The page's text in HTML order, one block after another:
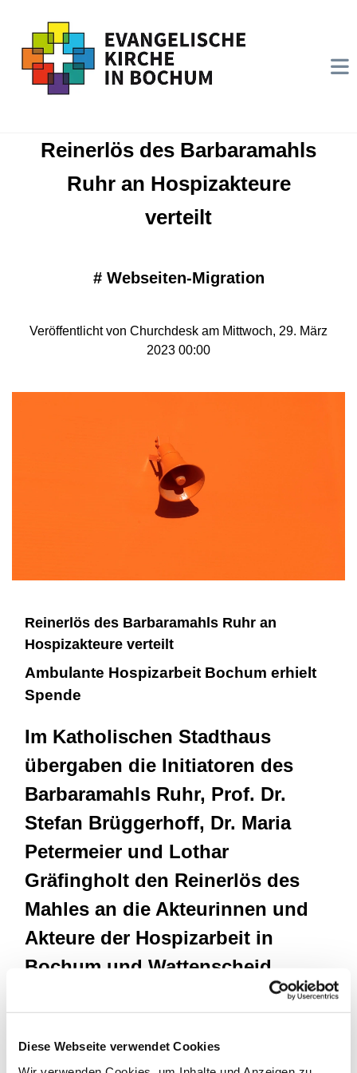
Diese Webseite verwendet Cookies
Reinerlös des Barbaramahls
Ruhr an Hospizakteure
verteilt
# Webseiten-Migration
Veröffentlicht von Churchdesk am Mittwoch, 29. März
2023 00:00
Reinerlös des Barbaramahls Ruhr an
Hospizakteure verteilt
Ambulante Hospizarbeit Bochum erhielt
Spende
Im Katholischen Stadthaus
übergaben die Initiatoren des
Barbaramahls Ruhr, Prof. Dr.
Stefan Brüggerhoff, Dr. Maria
Petermeier und Lothar
Gräfingholt den Reinerlös des
Mahles an die Akteurinnen und
Akteure der Hospizarbeit in
Bochum und Wattenscheid.
Hildegard, die Ambulante Hospizarbeit Bochum, den